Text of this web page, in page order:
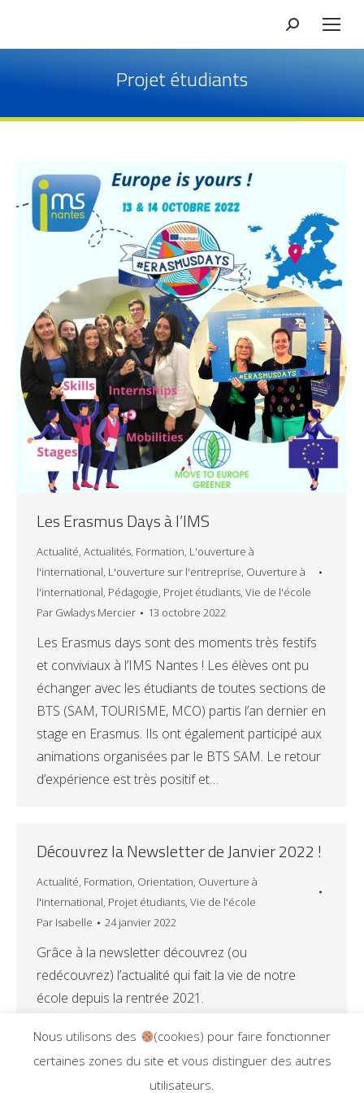
Recherche
Projet étudiants
Les Erasmus Days à l’IMS
Actualité, Actualités, Formation, L'ouverture à
l'international, L'ouverture sur l'entreprise, Ouverture à
l'international, Pédagogie, Projet étudiants, Vie de l'école
Par Gwladys Mercier 13 octobre 2022
Les Erasmus days sont des moments très festifs
et conviviaux à l’IMS Nantes ! Les élèves ont pu
échanger avec les étudiants de toutes sections de
BTS (SAM, TOURISME, MCO) partis l’an dernier en
stage en Erasmus. Ils ont également participé aux
animations organisées par le BTS SAM. Le retour
d’expérience est très positif et…
Découvrez la Newsletter de Janvier 2022 !
Actualité, Formation, Orientation, Ouverture à
l'international, Projet étudiants, Vie de l'école
Par Isabelle 24 janvier 2022
Grâce à la newsletter découvrez (ou
redécouvrez) l’actualité qui fait la vie de notre
école depuis la rentrée 2021.
1 2
Nous utilisons des
(cookies) pour faire fonctionner
certaines zones du site et vous distinguer des autres
utilisateurs.